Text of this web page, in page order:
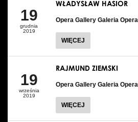
19
grudnia
2019
WŁADYSŁAW HASIOR
Opera Gallery Galeria Opera
WIĘCEJ
19
września
2019
RAJMUND ZIEMSKI
Opera Gallery Galeria Opera
WIĘCEJ